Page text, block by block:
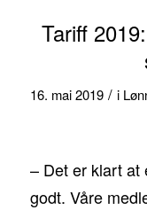
Tariff
16. mai 2019 / i
– Det er klart at
godt. Våre